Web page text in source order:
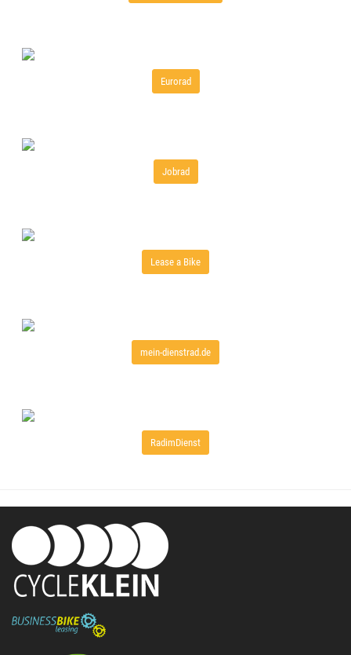
Eurorad
Jobrad
Lease a Bike
mein-dienstrad.de
RadimDienst